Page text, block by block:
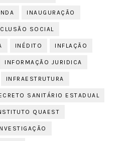
INAUGURAÇÃO
SOCIAL
INÉDITO INFLAÇÃO
INFORMAÇÃO JURIDICA
INFRAESTRUTURA
SANITÁRIO ESTADUAL
QUAEST